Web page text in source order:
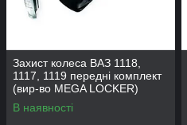
Захист колеса ВАЗ 1118,
1117, 1119 передні комплект
(вир-во MEGA LOCKER)
В наявності